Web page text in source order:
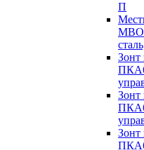
П
МВО-
Зонт
Зонт
Зонт